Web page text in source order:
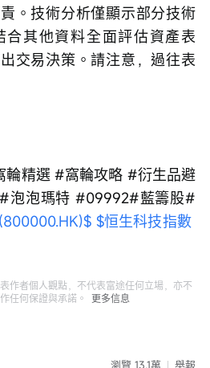
。技術分析僅顯示部分技術
其他資料全面評估資產表
交易決策。請注意，過往表
精選 #窩輪攻略 #衍生品避
泡泡瑪特 #09992#藍籌股#
$恒生科技指數
作者個人觀點，不代表富途任何立場，亦不
任何保證與承諾。
更多信息
瀏覽 13.1萬 舉報